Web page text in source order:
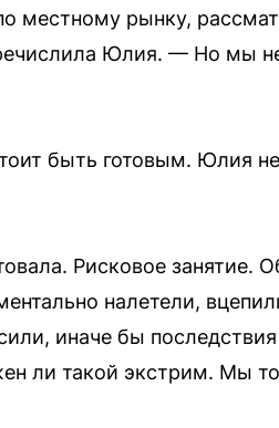
местному рынку,
Юлия. — Но мы
быть готовым. Юлия
Рисковое занятие.
налетели,
иначе бы
ли такой экстрим. Мы